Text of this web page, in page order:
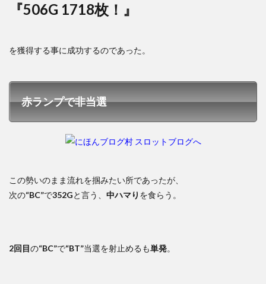
『506G 1718枚！』
を獲得する事に成功するのであった。
赤ランプで非当選
この勢いのまま流れを掴みたい所であったが、
次の“BC”で352Gと言う、 中ハマり を食らう。
2回目の“BC”で“BT”当選を射止めるも単発。